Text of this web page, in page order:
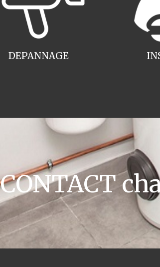
DEPANNAGE
CONTACT